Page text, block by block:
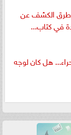
الكشف عن
في كتاب...
هل كان لوجه